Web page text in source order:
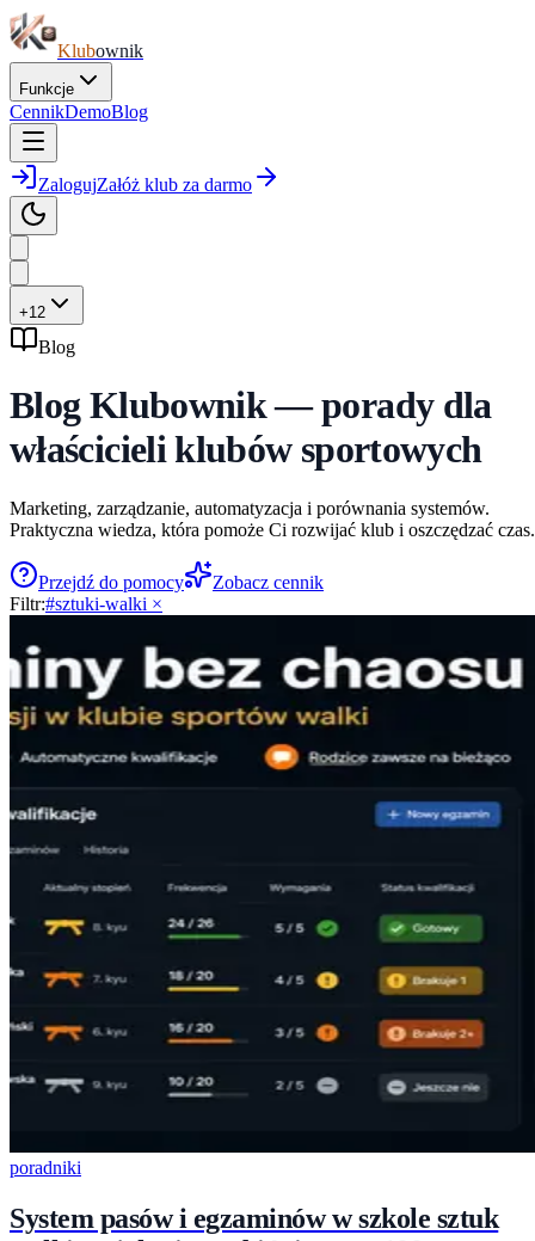
Klubownik
Funkcje
CennikDemoBlog
ZalogujZałóż klub za darmo
+12
Blog
Blog Klubownik — porady dla
właścicieli klubów sportowych
Marketing, zarządzanie, automatyzacja i porównania systemów.
Praktyczna wiedza, która pomoże Ci rozwijać klub i oszczędzać czas.
Przejdź do pomocy
Zobacz cennik
Filtr:#sztuki-walki ×
poradniki
System pasów i egzaminów w szkole sztuk